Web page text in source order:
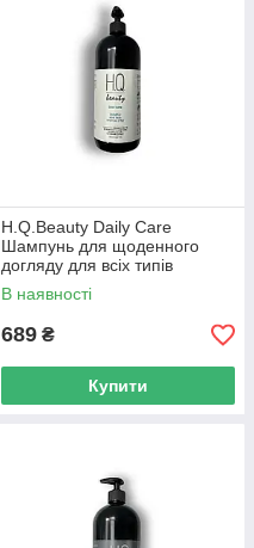
H.Q.Beauty Daily Care
Шампунь для щоденного
догляду для всіх типів
волосся 950мл
В наявності
689 ₴
Купити